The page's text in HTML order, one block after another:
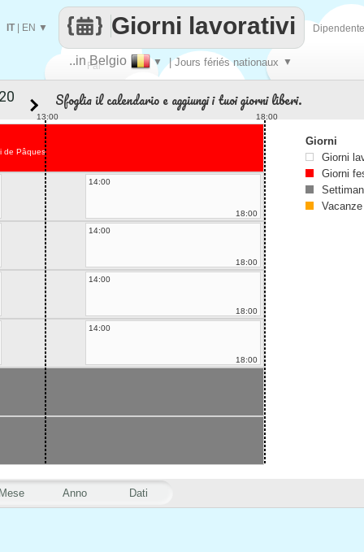
Fai
..in Belgio ▼ | Jours fériés nationaux ▼
Giorni lavorativi
IT| EN ▼
Anno Dati
Sfoglia il calendario e aggiungi i tuoi giorni liberi.
13:00 18:00
de Pâques
14:00
18:00
14:00
18:00
14:00
18:00
14:00
18:00
Giorni
Giorni
Giorni
Vacanze